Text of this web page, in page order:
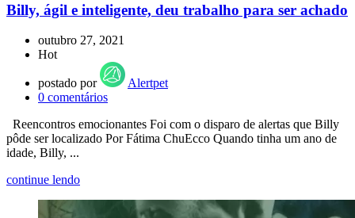
Billy, ágil e inteligente, deu trabalho para ser achado
outubro 27, 2021
Hot
postado por
Alertpet
0 comentários
Reencontros emocionantes Foi com o disparo de alertas que Billy
pôde ser localizado Por Fátima ChuEcco Quando tinha um ano de
idade, Billy, ...
continue lendo